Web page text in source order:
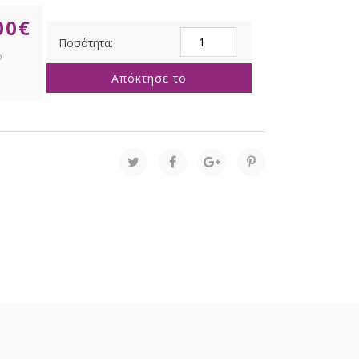
€
ΚΟΚΚΙΝΟ
10Χ15
ΡΟΥΣΤΙΚ
ΜΕΤΑΛΛΙΚΟ
Απόκτησε το